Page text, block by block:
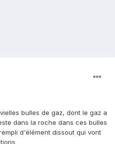
bulles de gaz, dont le gaz a
dans la roche dans ces bulles
d'élément dissout qui vont